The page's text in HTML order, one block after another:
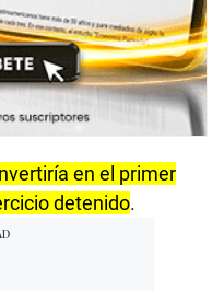
en el primer
detenido.